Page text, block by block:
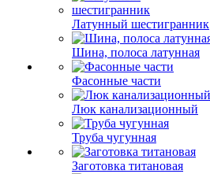
Латунный шестигранник
Шина, полоса латунная
Фасонные части
Люк канализационный
Труба чугунная
Заготовка титановая